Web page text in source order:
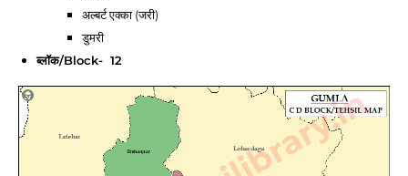
अल्बर्ट एक्का (जरी)
डुमरी
ब्लॉक/Block- 12